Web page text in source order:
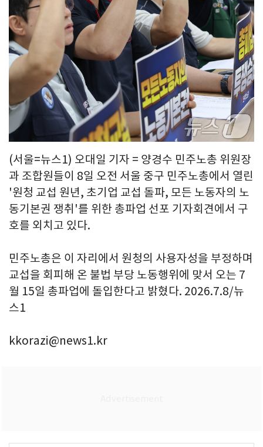
(서울=뉴스1) 오대일 기자 = 양경수 민주노총 위원장
과 조합원들이 8일 오전 서울 중구 민주노총에서 열린
'원청 교섭 원년, 초기업 교섭 돌파, 모든 노동자의 노
동기본권 쟁취'를 위한 총파업 선포 기자회견에서 구
호를 외치고 있다.
민주노총은 이 자리에서 원청의 사용자성을 부정하며
교섭을 회피해 온 불법 부당 노동행위에 맞서 오는 7
월 15일 총파업에 돌입한다고 밝혔다. 2026.7.8/뉴
스1
kkorazi@news1.kr